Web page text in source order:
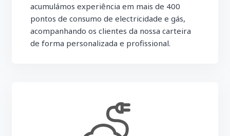
acumulámos experiência em mais de 400
pontos de consumo de electricidade e gás,
acompanhando os clientes da nossa carteira
de forma personalizada e profissional.